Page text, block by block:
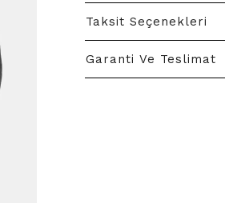
Taksit Seçenekleri
Garanti Ve Teslimat